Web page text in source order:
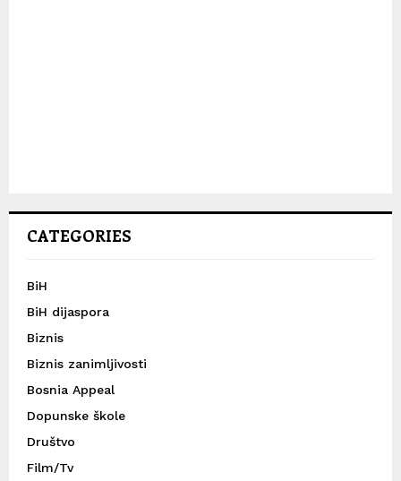
CATEGORIES
BiH
BiH dijaspora
Biznis
Biznis zanimljivosti
Bosnia Appeal
Dopunske škole
Društvo
Film/Tv